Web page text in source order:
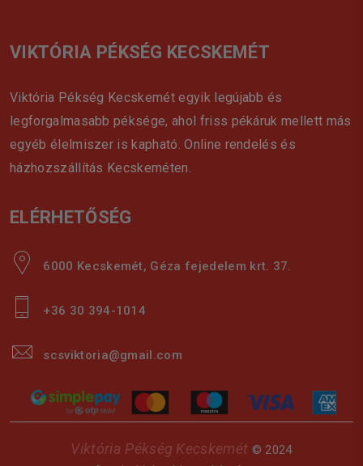
VIKTÓRIA PÉKSÉG KECSKEMÉT
Viktória Pékség Kecskemét egyik legújabb és
legforgalmasabb péksége, ahol friss pékáruk mellett más
egyéb élelmiszer is kapható. Online rendelés és
házhozszállítás Kecskeméten.
ELÉRHETŐSÉG
6000 Kecskemét, Géza fejedelem krt. 37.
+36 30 394-1014
scsviktoria@gmail.com
Viktória Pékség Kecskemét © 2024